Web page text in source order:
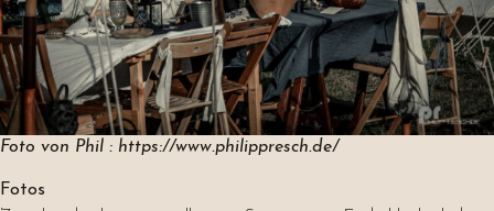
Foto von Phil : https://www.philippresch.de/
Fotos